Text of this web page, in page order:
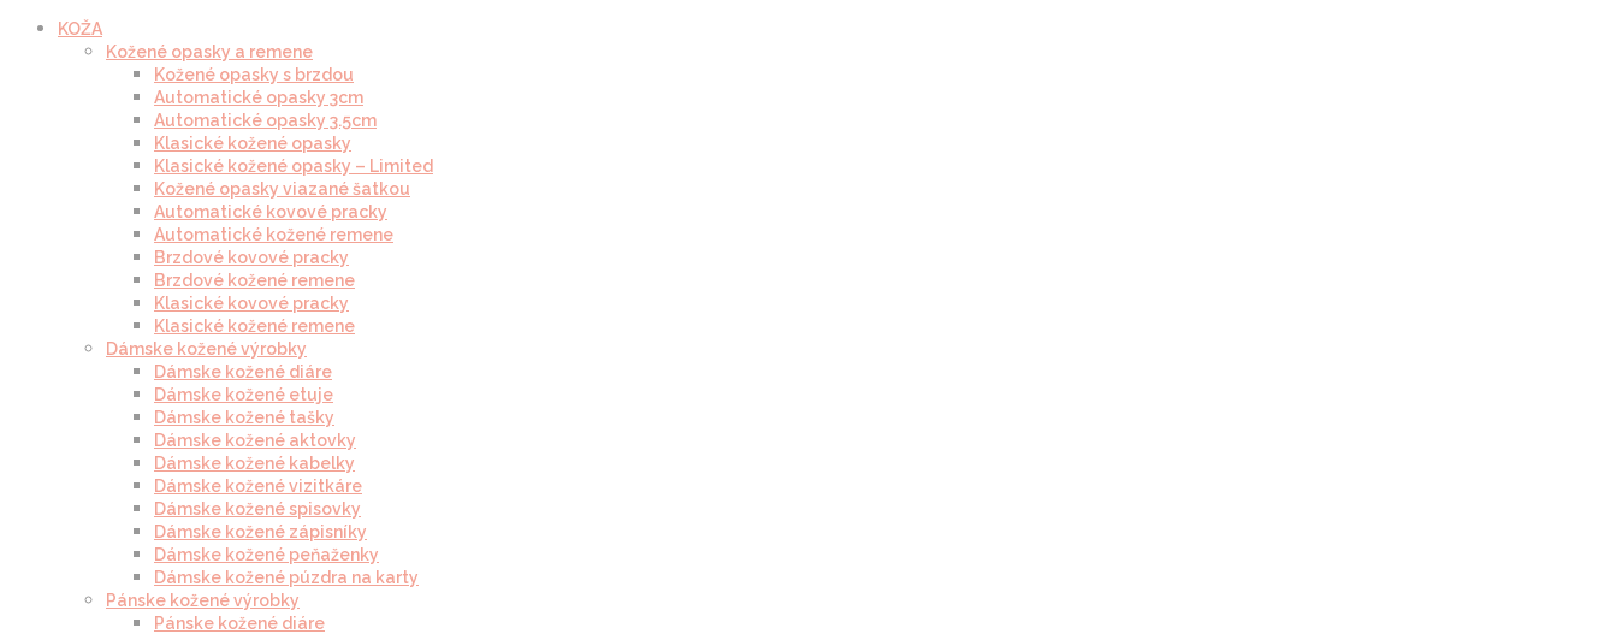
KOŽA
Kožené opasky a remene
Kožené opasky s brzdou
Automatické opasky 3cm
Automatické opasky 3.5cm
Klasické kožené opasky
Klasické kožené opasky – Limited
Kožené opasky viazané šatkou
Automatické kovové pracky
Automatické kožené remene
Brzdové kovové pracky
Brzdové kožené remene
Klasické kovové pracky
Klasické kožené remene
Dámske kožené výrobky
Dámske kožené diáre
Dámske kožené etuje
Dámske kožené tašky
Dámske kožené aktovky
Dámske kožené kabelky
Dámske kožené vizitkáre
Dámske kožené spisovky
Dámske kožené zápisníky
Dámske kožené peňaženky
Dámske kožené púzdra na karty
Pánske kožené výrobky
Pánske kožené diáre